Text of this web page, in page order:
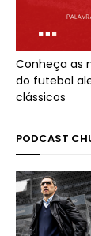
Conheça as
do futebol
clássicos
PODCAST